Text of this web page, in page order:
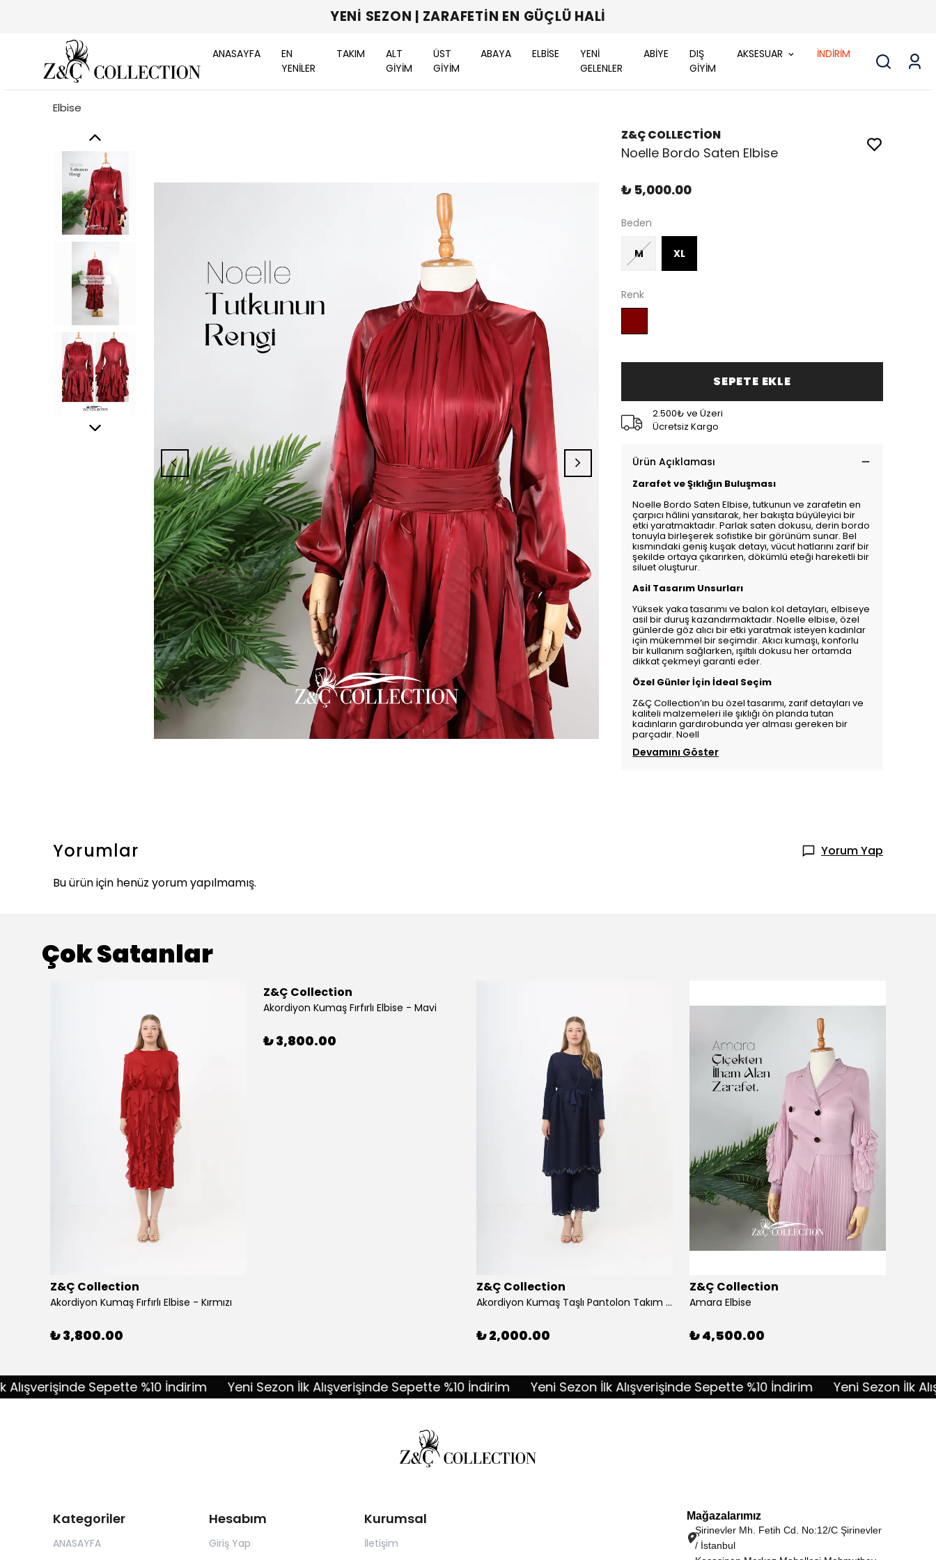
YENI SEZON | ZARAFETIN EN GÜÇLÜ HALI
ANASAYFA
EN
YENİLER
TAKIM
ALT
GİYİM
ÜST
GİYİM
ABAYA ELBİSE
YENİ
GELENLER
ABİYE
DIŞ
GİYİM
AKSESUAR İNDİRİM
Elbise
Z&Ç COLLECTİON
Noelle Bordo Saten Elbise
₺ 5,000.00
Beden
M XL
Renk
SEPETE EKLE
2.500₺ ve Üzeri
Ücretsiz Kargo
Ürün Açıklaması
Zarafet ve Şıklığın Buluşması
Noelle Bordo Saten Elbise, tutkunun ve zarafetin en
çarpıcı hâlini yansıtarak, her bakışta büyüleyici bir
etki yaratmaktadır. Parlak saten dokusu, derin bordo
tonuyla birleşerek sofistike bir görünüm sunar. Bel
kısmındaki geniş kuşak detayı, vücut hatlarını zarif bir
şekilde ortaya çıkarırken, dökümlü eteği hareketli bir
siluet oluşturur.
Asil Tasarım Unsurları
Yüksek yaka tasarımı ve balon kol detayları, elbiseye
asil bir duruş kazandırmaktadır. Noelle elbise, özel
günlerde göz alıcı bir etki yaratmak isteyen kadınlar
için mükemmel bir seçimdir. Akıcı kumaşı, konforlu
bir kullanım sağlarken, ışıltılı dokusu her ortamda
dikkat çekmeyi garanti eder.
Özel Günler İçin İdeal Seçim
Z&Ç Collection’ın bu özel tasarımı, zarif detayları ve
kaliteli malzemeleri ile şıklığı ön planda tutan
kadınların gardırobunda yer alması gereken bir
parçadır. Noell
Devamını Göster
Yorumlar
Yorum Yap
Bu ürün için henüz yorum yapılmamış.
Çok Satanlar
Z&Ç Collection
Akordiyon Kumaş Fırfırlı Elbise - Kırmızı
₺ 3,800.00
Z&Ç Collection
Akordiyon Kumaş Fırfırlı Elbise - Mavi
₺ 3,800.00
Z&Ç Collection
Akordiyon Kumaş Taşlı Pantolon Takım - lacivert
₺ 2,000.00
Z&Ç Collection
Amara Elbise
₺ 4,500.00
Sepette %10 İndirim Yeni Sezon İlk Alışverişinde Sepette %10 İndirim Yeni Sezon İlk Alışverişinde Sepette %10 İndirim Yeni Sezon İlk
Kategoriler
ANASAYFA
Hesabım
Giriş Yap
Kurumsal
İletişim
Mağazalarımız
Şirinevler Mh. Fetih Cd. No:12/C Şirinevler
/ İstanbul